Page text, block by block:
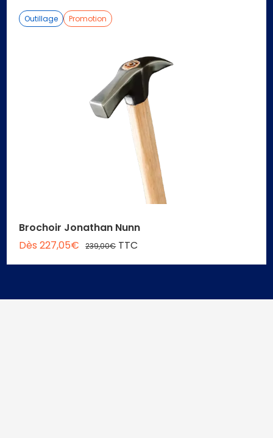
Outillage Promotion
Brochoir Jonathan Nunn
Dès 227,05€
239,00€TTC